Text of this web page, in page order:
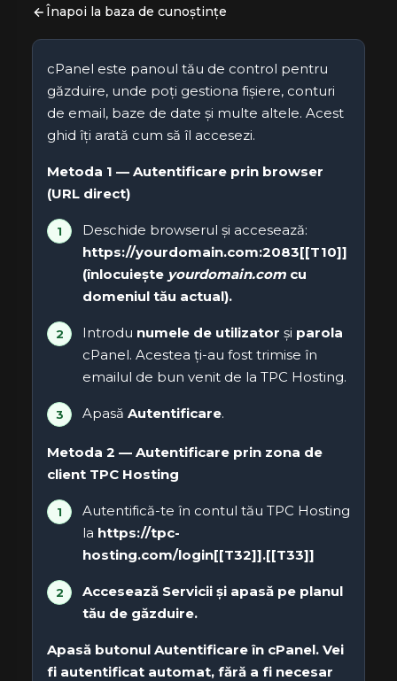
Înapoi la baza de cunoștințe
cPanel este panoul tău de control pentru
găzduire, unde poți gestiona fișiere, conturi
de email, baze de date și multe altele. Acest
ghid îți arată cum să îl accesezi.
Metoda 1 — Autentificare prin browser
(URL direct)
Deschide browserul și accesează:
https://yourdomain.com:2083[[T10]]
(înlocuiește yourdomain.com cu
domeniul tău actual).
Introdu numele de utilizator și parola
cPanel. Acestea ți-au fost trimise în
emailul de bun venit de la TPC Hosting.
Apasă Autentificare.
Metoda 2 — Autentificare prin zona de
client TPC Hosting
Autentifică-te în contul tău TPC Hosting
la https://tpc-
hosting.com/login[[T32]].[[T33]]
Accesează Servicii și apasă pe planul
tău de găzduire.
Apasă butonul Autentificare în cPanel. Vei
fi autentificat automat, fără a fi necesar